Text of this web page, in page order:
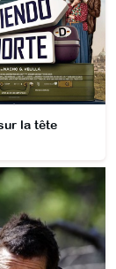
la tête